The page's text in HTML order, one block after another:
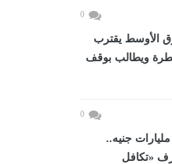
0
الأوسط يقترب
ويطالب بوقف
0
بميزانية تفوق 4 مليارات جنيه..
«تكافل